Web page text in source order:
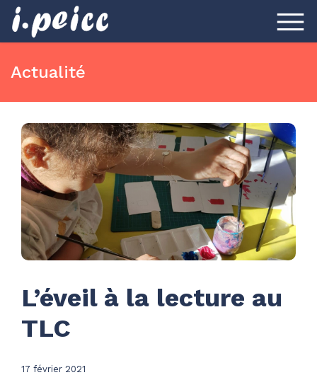
Actualité
L’éveil à la lecture au
TLC
17 février 2021